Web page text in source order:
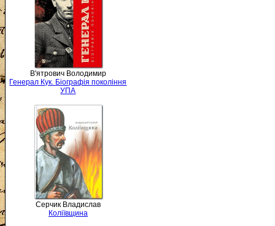
В'ятрович Володимир
Генерал Кук. Біографія покоління
УПА
Серчик Владислав
Коліївщина